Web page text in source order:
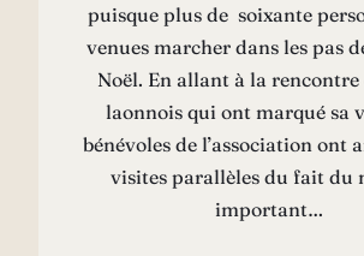
puisque plus de soixante
venues marcher dans les pas
Noël. En allant à la rencontre
laonnois qui ont marqué sa
bénévoles de l’association ont
visites parallèles du fait du
important…